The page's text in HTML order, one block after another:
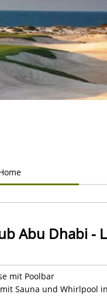
Abu Dhabi -
mit Poolbar
Sauna und Whirlpool